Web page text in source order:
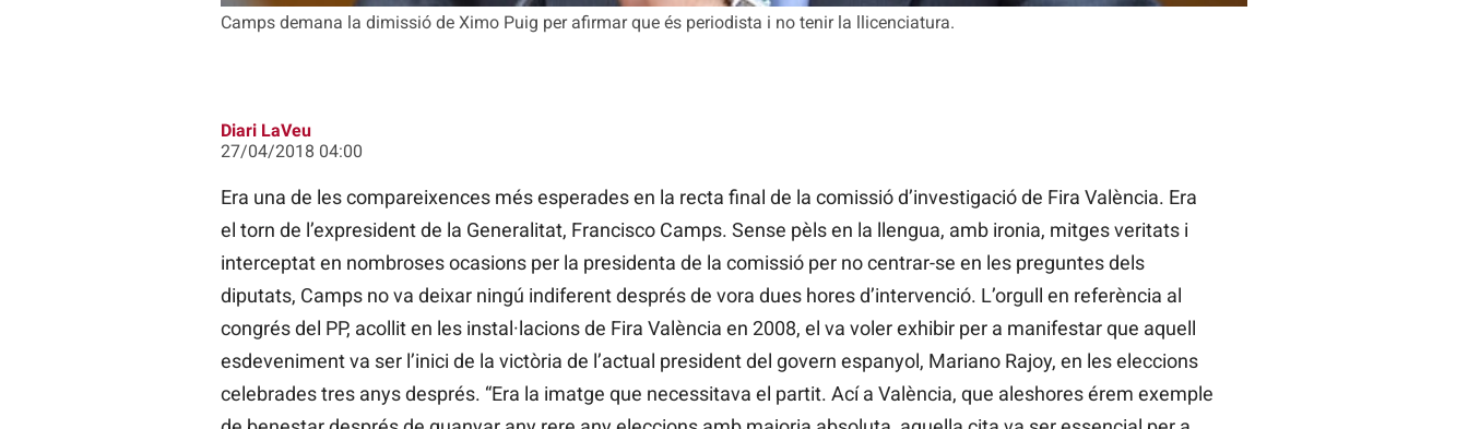
Camps demana la dimissió de Ximo Puig per afirmar que és periodista i no tenir la llicenciatura.
Diari LaVeu
27/04/2018 04:00
Era una de les compareixences més esperades en la recta final de la comissió d’investigació de Fira València. Era
el torn de l’expresident de la Generalitat, Francisco Camps. Sense pèls en la llengua, amb ironia, mitges veritats i
interceptat en nombroses ocasions per la presidenta de la comissió per no centrar-se en les preguntes dels
diputats, Camps no va deixar ningú indiferent després de vora dues hores d’intervenció. L’orgull en referència al
congrés del PP, acollit en les instal·lacions de Fira València en 2008, el va voler exhibir per a manifestar que aquell
esdeveniment va ser l’inici de la victòria de l’actual president del govern espanyol, Mariano Rajoy, en les eleccions
celebrades tres anys després. “Era la imatge que necessitava el partit. Ací a València, que aleshores érem exemple